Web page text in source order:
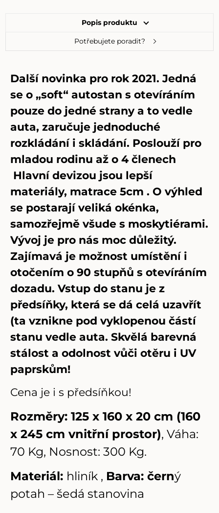
Popis produktu
Potřebujete poradit?
Další novinka pro rok 2021. Jedná
se o „soft“ autostan s otevíráním
pouze do jedné strany a to vedle
auta, zaručuje jednoduché
rozkládání i skládání. Poslouží pro
mladou rodinu až o 4 členech
Hlavní devizou jsou lepší
materiály, matrace 5cm . O výhled
se postarají veliká okénka,
samozřejmě všude s moskytiérami.
Vývoj je pro nás moc důležitý.
Zajímavá je možnost umístění i
otočením o 90 stupňů s otevíráním
dozadu. Vstup do stanu je z
předsíňky, která se dá celá uzavřít
(ta vznikne pod vyklopenou částí
stanu vedle auta. Skvělá barevná
stálost a odolnost vůči otěru i UV
paprskům!
Cena je i s předsíňkou!
Rozměry: 125 x 160 x 20 cm (160
x 245 cm vnitřní prostor), Váha:
70 Kg, Nosnost: 300 Kg.
Materiál: hliník , Barva: černý
potah – šedá stanovina